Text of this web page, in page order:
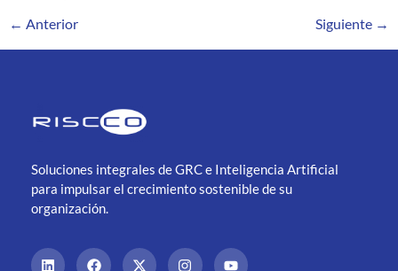
← Anterior Siguiente →
Soluciones integrales de GRC e Inteligencia Artificial
para impulsar el crecimiento sostenible de su
organización.